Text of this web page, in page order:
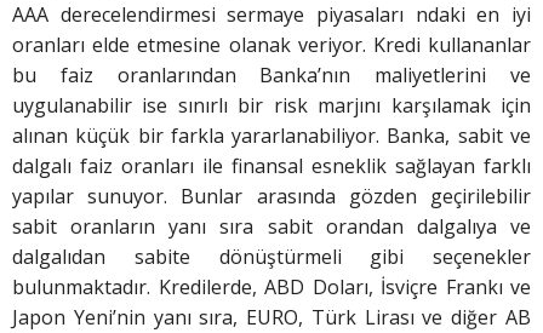
AAA derecelendirmesi sermaye piyasaları ndaki en iyi
oranları elde etmesine olanak veriyor. Kredi kullananlar
bu faiz oranlarından Banka’nın maliyetlerini ve
uygulanabilir ise sınırlı bir risk marjını karşılamak için
alınan küçük bir farkla yararlanabiliyor. Banka, sabit ve
dalgalı faiz oranları ile finansal esneklik sağlayan farklı
yapılar sunuyor. Bunlar arasında gözden geçirilebilir
sabit oranların yanı sıra sabit orandan dalgalıya ve
dalgalıdan sabite dönüştürmeli gibi seçenekler
bulunmaktadır. Kredilerde, ABD Doları, İsviçre Frankı ve
Japon Yeni’nin yanı sıra, EURO, Türk Lirası ve diğer AB